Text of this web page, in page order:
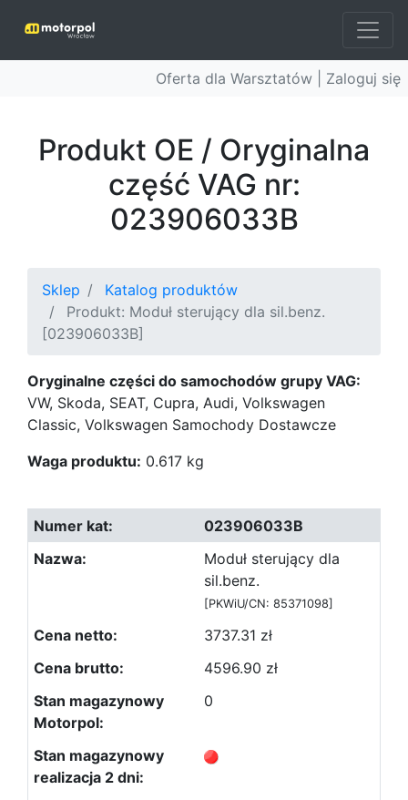
Oferta dla Warsztatów | Zaloguj się
Produkt OE / Oryginalna
część VAG nr:
023906033B
Sklep
Katalog produktów
Produkt: Moduł sterujący dla sil.benz.
[023906033B]
Oryginalne części do samochodów grupy VAG:
VW, Skoda, SEAT, Cupra, Audi, Volkswagen
Classic, Volkswagen Samochody Dostawcze
Waga produktu: 0.617 kg
023906033B
Moduł sterujący dla
sil.benz.
[PKWiU/CN: 85371098]
3737.31 zł
4596.90 zł
0